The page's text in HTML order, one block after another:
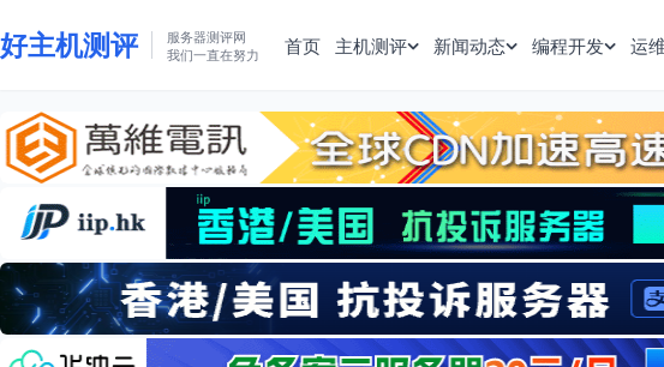
好主机测评
服务器测评网
我们一直在努力
首页 主机测评 新闻动态 编程开发 运